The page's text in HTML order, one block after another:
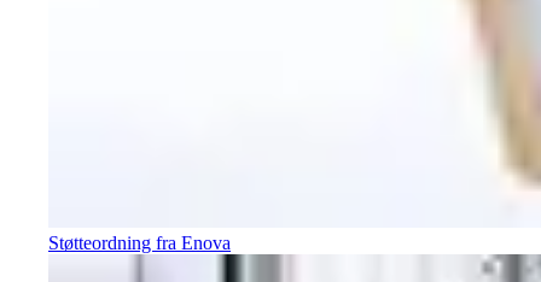
Støtteordning fra Enova